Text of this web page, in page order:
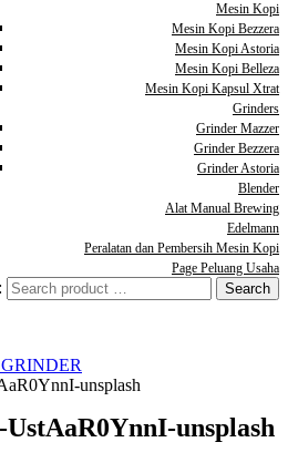
Mesin Kopi
Mesin Kopi Bezzera
Mesin Kopi Astoria
Mesin Kopi Belleza
Mesin Kopi Kapsul Xtrat
Grinders
Grinder Mazzer
Grinder Bezzera
Grinder Astoria
Blender
Alat Manual Brewing
Edelmann
Peralatan dan Pembersih Mesin Kopi
Page Peluang Usaha
unsplash
unsplash